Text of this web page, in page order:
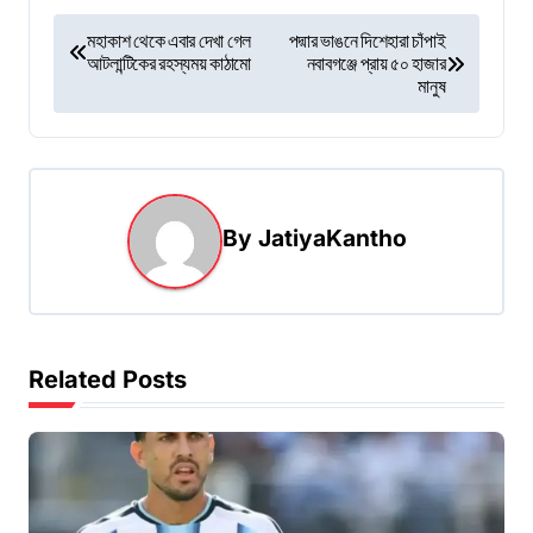
s
i
a
t
i
o
মহাকাশ থেকে এবার দেখা গেল
আটলান্টিকের রহস্যময় কাঠামো
পদ্মার ভাঙনে দিশেহারা চাঁপাই
নবাবগঞ্জে প্রায় ৫০ হাজার
মানুষ
By JatiyaKantho
Related Posts